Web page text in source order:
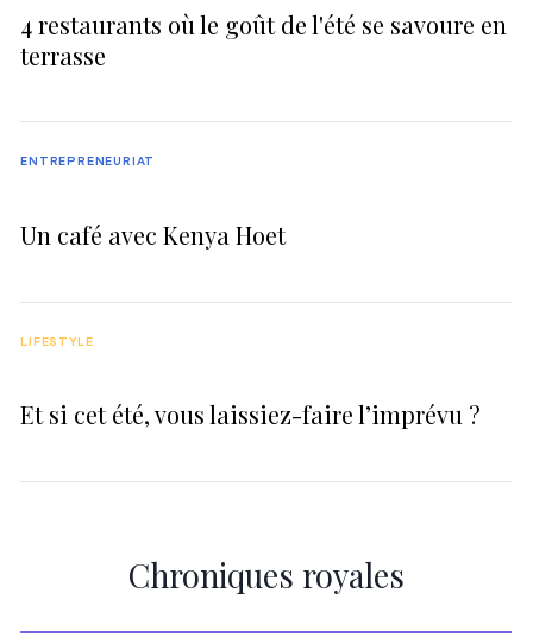
4 restaurants où le goût de l'été se savoure en
terrasse
Un café avec Kenya Hoet
ENTREPRENEURIAT
Et si cet été, vous laissiez-faire l’imprévu ?
LIFESTYLE
Chroniques royales